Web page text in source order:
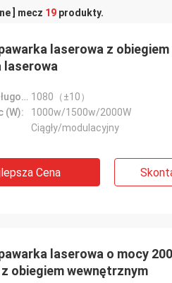
] mecz 19 produkty.
laserowa z
laserowa
Środkowa długość fali (nm): 1080（±10）
(W):
1000w/1500w/2000W
Ciągły/modulacyjny
Cena
laserowa o mocy
z obiegiem wewnętrznym